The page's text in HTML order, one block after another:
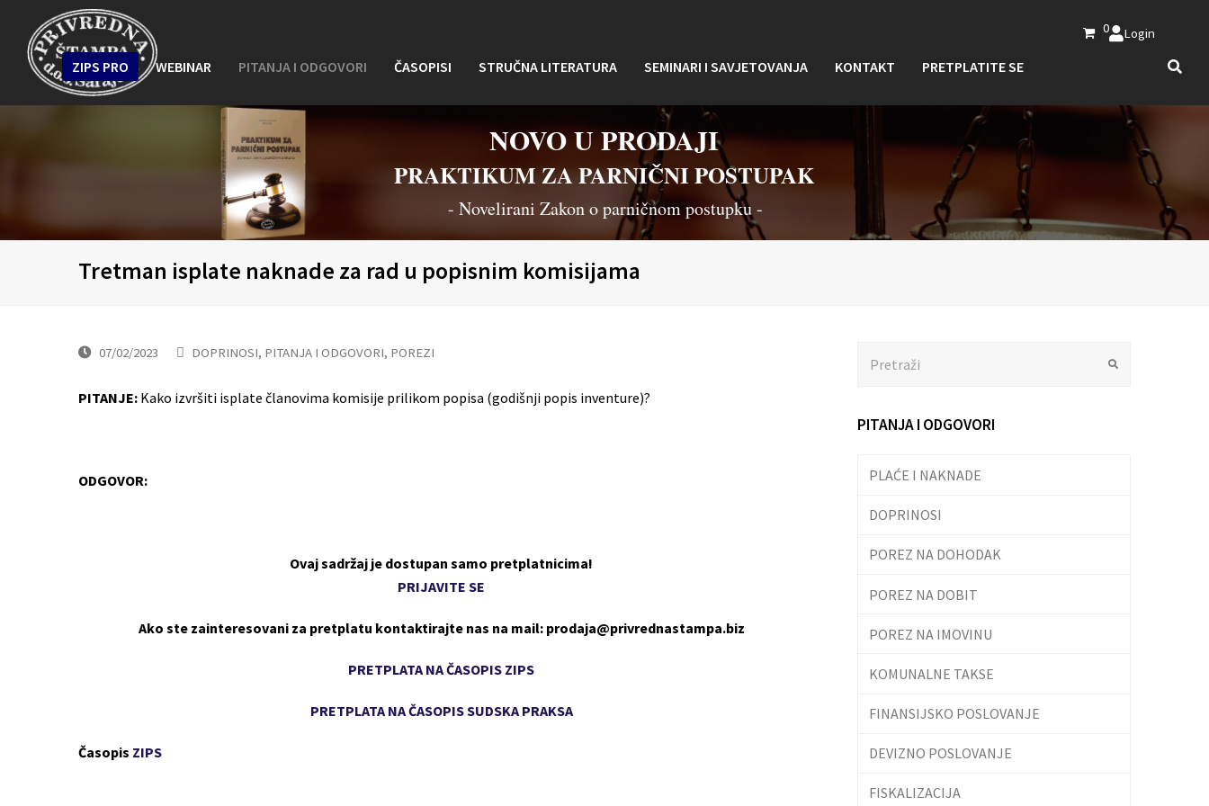
0 Login
ZIPS PRO WEBINAR PITANJA I ODGOVORI ČASOPISI STRUČNA LITERATURA SEMINARI I SAVJETOVANJA KONTAKT PRETPLATITE SE
NOVO U PRODAJI
PRAKTIKUM ZA PARNIČNI POSTUPAK
- Novelirani Zakon o parničnom postupku -
Tretman isplate naknade za rad u popisnim komisijama
07/02/2023 DOPRINOSI, PITANJA I ODGOVORI, POREZI
PITANJE: Kako izvršiti isplate članovima komisije prilikom popisa (godišnji popis inventure)?
ODGOVOR:
Ovaj sadržaj je dostupan samo pretplatnicima!
PRIJAVITE SE
Ako ste zainteresovani za pretplatu kontaktirajte nas na mail: prodaja@privrednastampa.biz
PRETPLATA NA ČASOPIS ZIPS
PRETPLATA NA ČASOPIS SUDSKA PRAKSA
Časopis ZIPS
PITANJA I ODGOVORI
PLAĆE I NAKNADE
DOPRINOSI
POREZ NA DOHODAK
POREZ NA DOBIT
POREZ NA IMOVINU
KOMUNALNE TAKSE
FINANSIJSKO POSLOVANJE
DEVIZNO POSLOVANJE
FISKALIZACIJA